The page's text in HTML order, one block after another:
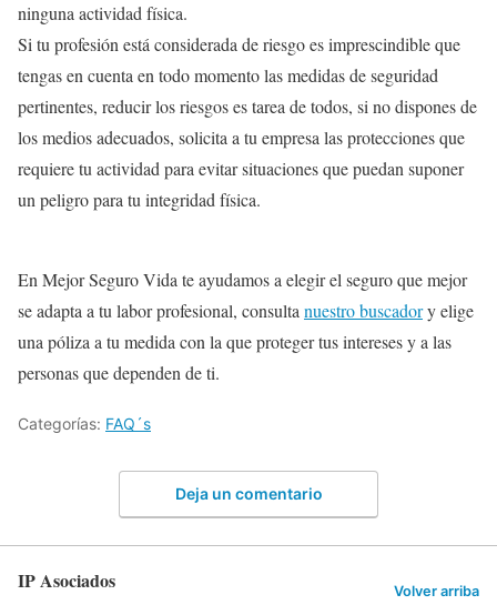
ninguna actividad física.
Si tu profesión está considerada de riesgo es imprescindible que
tengas en cuenta en todo momento las medidas de seguridad
pertinentes, reducir los riesgos es tarea de todos, si no dispones de
los medios adecuados, solicita a tu empresa las protecciones que
requiere tu actividad para evitar situaciones que puedan suponer
un peligro para tu integridad física.
En Mejor Seguro Vida te ayudamos a elegir el seguro que mejor
se adapta a tu labor profesional, consulta nuestrobuscadory elige
una póliza a tu medida con la que proteger tus intereses y a las
personas que dependen de ti.
Categorías: FAQ´s
Deja un comentario
IP Asociados Volver arriba